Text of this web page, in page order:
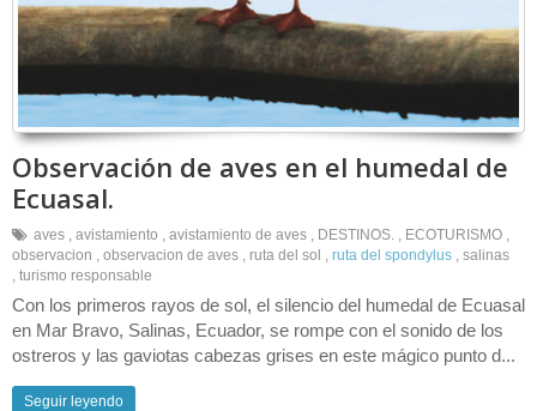
Observación de aves en el humedal de
Ecuasal.
aves , avistamiento , avistamiento de aves , DESTINOS. , ECOTURISMO ,
observacion , observacion de aves , ruta del sol , ruta del spondylus , salinas
, turismo responsable
Con los primeros rayos de sol, el silencio del humedal de Ecuasal
en Mar Bravo, Salinas, Ecuador, se rompe con el sonido de los
ostreros y las gaviotas cabezas grises en este mágico punto d...
Seguir leyendo